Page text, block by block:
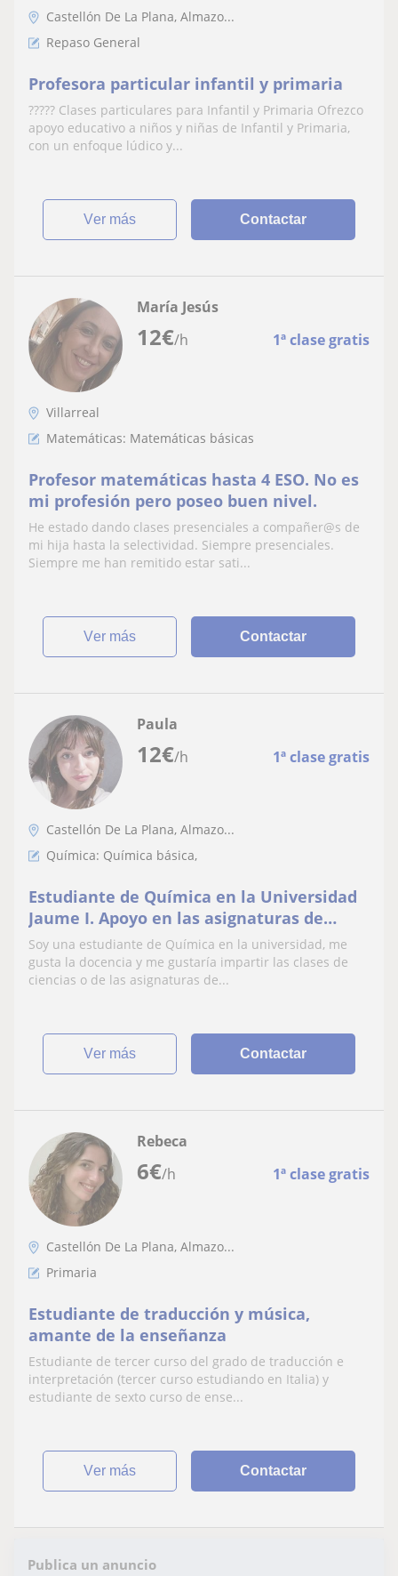
Castellón De La Plana, Almazo...
Repaso General
Profesora particular infantil y primaria
????? Clases particulares para Infantil y Primaria Ofrezco
apoyo educativo a niños y niñas de Infantil y Primaria,
con un enfoque lúdico y...
ver más Contactar
12€/h 1ª clase gratis
María Jesús
Villarreal
Matemáticas: Matemáticas básicas
Profesor matemáticas hasta 4 ESO. No es
mi profesión pero poseo buen nivel.
He estado dando clases presenciales a compañer@s de
mi hija hasta la selectividad. Siempre presenciales.
Siempre me han remitido estar sati...
ver más Contactar
12€/h 1ª clase gratis
Paula
Castellón De La Plana, Almazo...
Química: Química básica,
Estudiante de Química en la Universidad
Jaume I. Apoyo en las asignaturas de
ciencias
Soy una estudiante de Química en la universidad, me
gusta la docencia y me gustaría impartir las clases de
ciencias o de las asignaturas de...
ver más Contactar
6€/h 1ª clase gratis
Rebeca
Castellón De La Plana, Almazo...
Primaria
Estudiante de traducción y música,
amante de la enseñanza
Estudiante de tercer curso del grado de traducción e
interpretación (tercer curso estudiando en Italia) y
estudiante de sexto curso de ense...
ver más Contactar
Publica un anuncio